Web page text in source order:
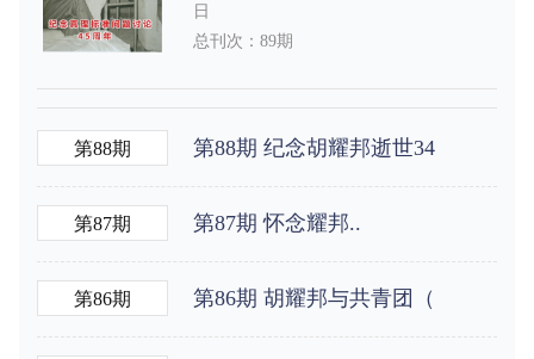
日
总刊次：89期
第88期 第88期 纪念胡耀邦逝世34
第87期 第87期 怀念耀邦..
第86期 第86期 胡耀邦与共青团（